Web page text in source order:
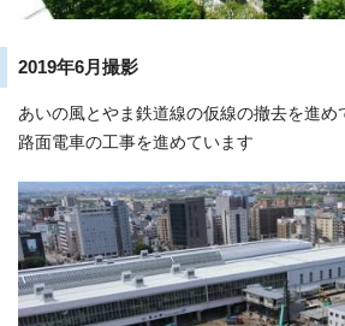
2019年6月撮影
あいの風とやま鉄道線の仮線の撤去を進め
路面電車の工事を進めています